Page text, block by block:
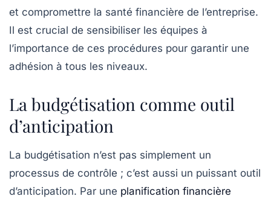
et compromettre la santé financière de l’entreprise.
Il est crucial de sensibiliser les équipes à
l’importance de ces procédures pour garantir une
adhésion à tous les niveaux.
La budgétisation comme outil
d’anticipation
La budgétisation n’est pas simplement un
processus de contrôle ; c’est aussi un puissant outil
d’anticipation. Par une planification financière